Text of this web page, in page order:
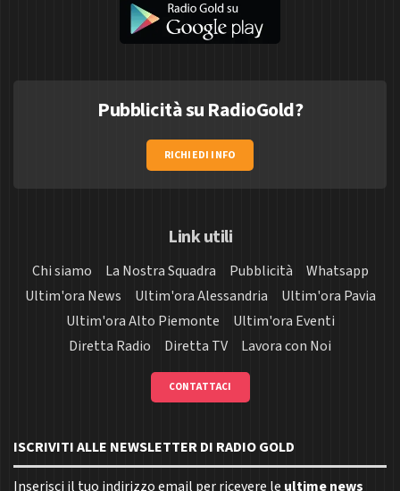
Pubblicità su RadioGold?
RICHIEDI INFO
Link utili
Chi siamo La Nostra Squadra Pubblicità
Whatsapp
Ultim'ora News
Ultim'ora Alessandria
Ultim'ora Pavia
Ultim'ora Alto Piemonte
Ultim'ora Eventi
Diretta Radio
Diretta TV Lavora con Noi
CONTATTACI
ISCRIVITI ALLE NEWSLETTER DI RADIO GOLD
Inserisci il tuo indirizzo email per ricevere le ultime news